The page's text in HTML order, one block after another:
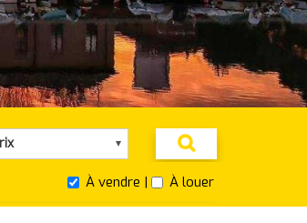
À vendre | À louer